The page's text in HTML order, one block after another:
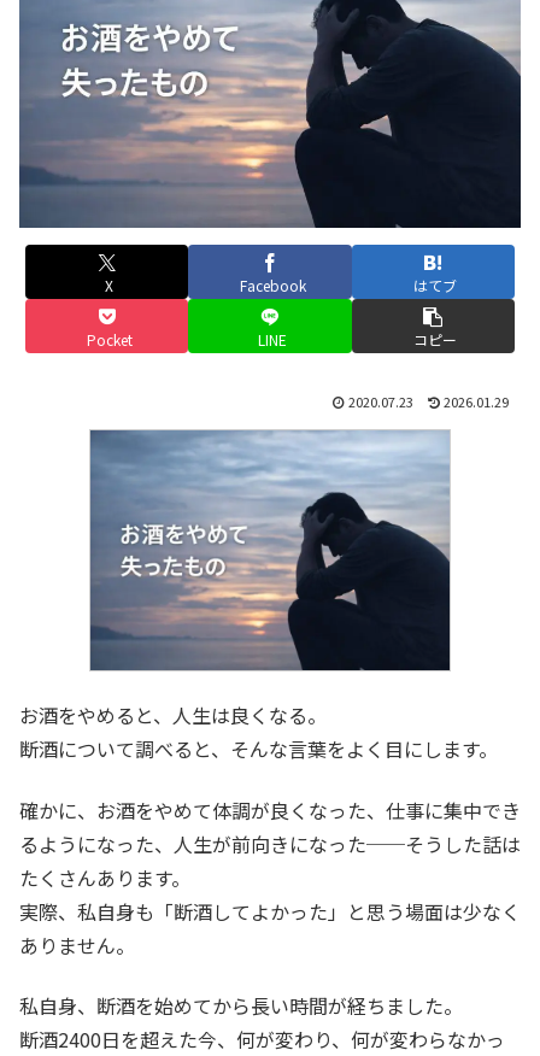
X Facebook はてブ
Pocket LINE コピー
2020.07.23 2026.01.29
お酒をやめると、人生は良くなる。
断酒について調べると、そんな言葉をよく目にします。
確かに、お酒をやめて体調が良くなった、仕事に集中でき
るようになった、人生が前向きになった──そうした話は
たくさんあります。
実際、私自身も「断酒してよかった」と思う場面は少なく
ありません。
私自身、断酒を始めてから長い時間が経ちました。
断酒2400日を超えた今、何が変わり、何が変わらなかっ